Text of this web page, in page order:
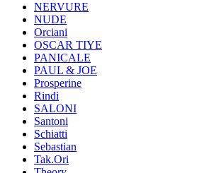
NERVURE
NUDE
Orciani
OSCAR TIYE
PANICALE
PAUL & JOE
Prosperine
Rindi
SALONI
Santoni
Schiatti
Sebastian
Tak.Ori